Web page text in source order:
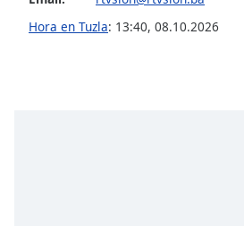
dialogHora en Tuzla: 13:40, 08.10.2026